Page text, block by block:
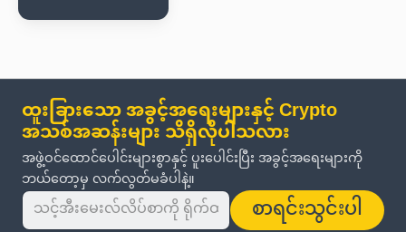
ထူးခြားသော အခွင့်အရေးများနှင့် Crypto
အသစ်အဆန်းများ သိရှိလိုပါသလား
အဖွဲ့ဝင်ထောင်ပေါင်းများစွာနှင့် ပူးပေါင်းပြီး အခွင့်အရေးများကို
ဘယ်တော့မှ လက်လွတ်မခံပါနဲ့။
စာရင်းသွင်းပါ